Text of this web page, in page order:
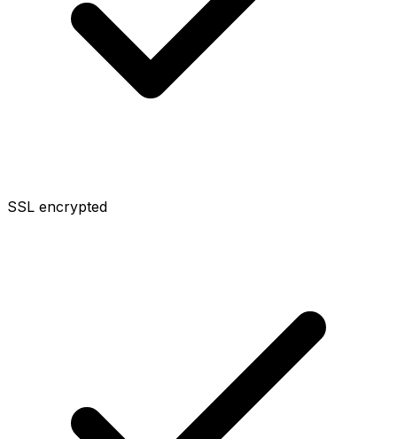
SSL encrypted